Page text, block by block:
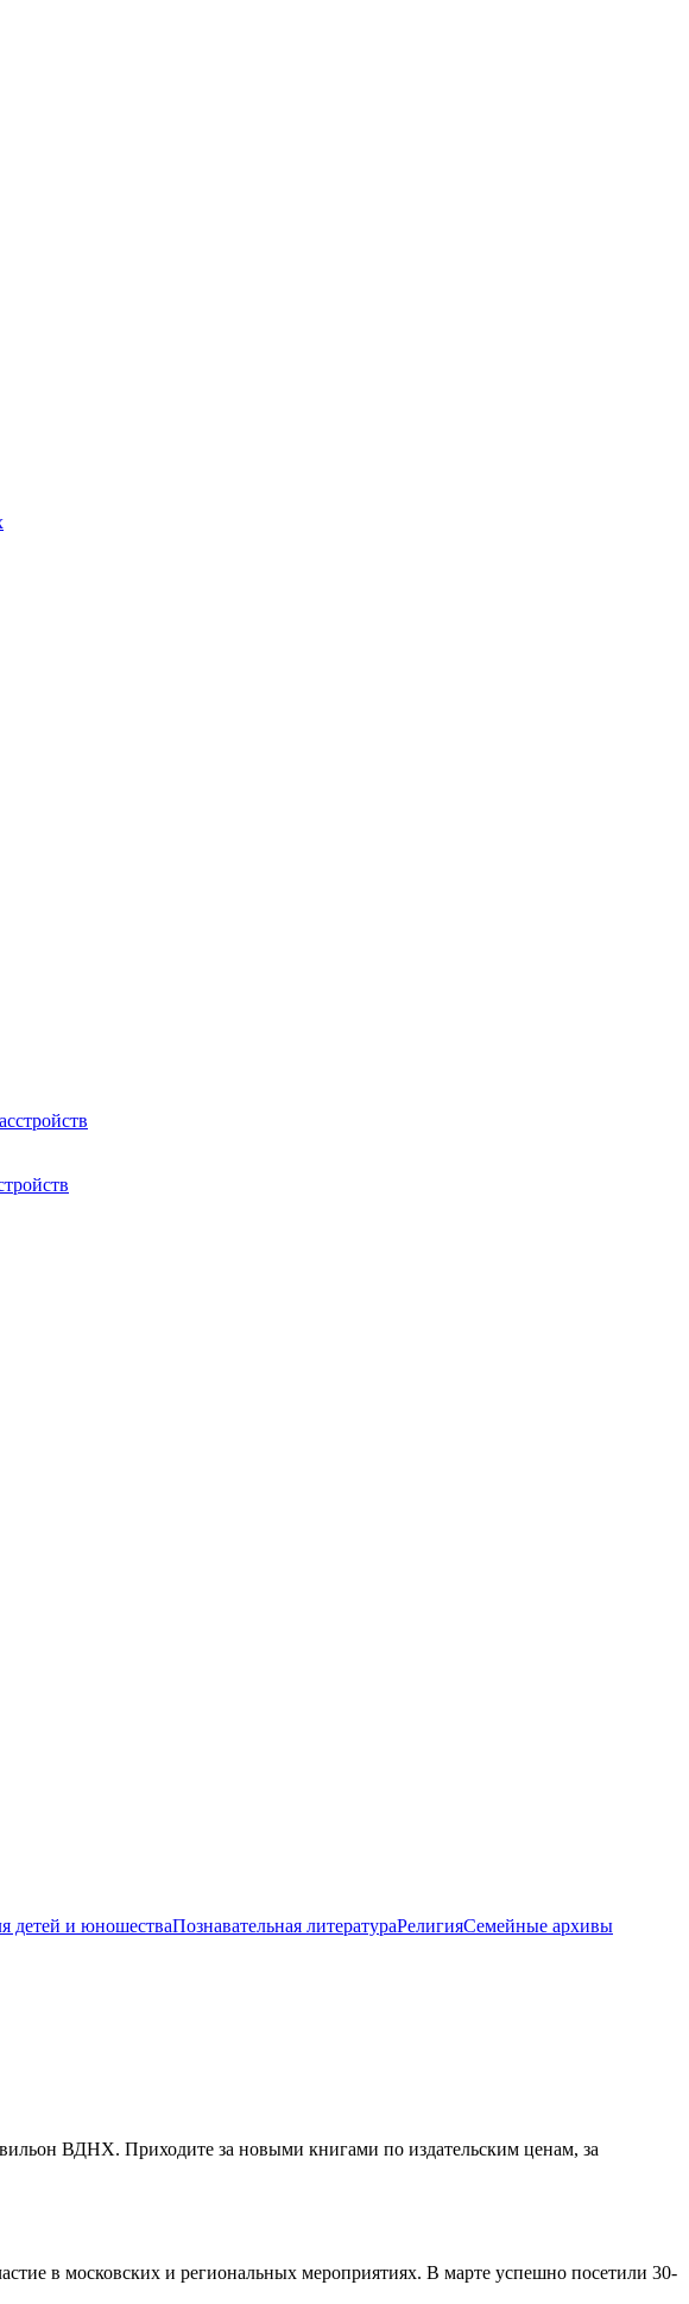
детей и юношестваПознавательная литератураРелигияСемейные архивы
ВДНХ. Приходите за новыми книгами по издательским ценам, за
в московских и региональных мероприятиях. В марте успешно посетили 30-